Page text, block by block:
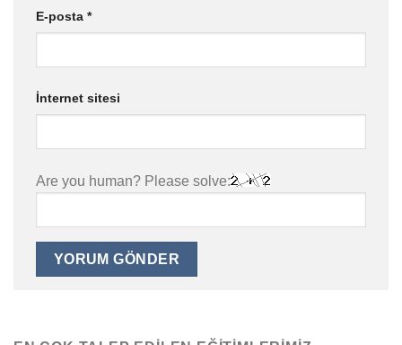
E-posta *
İnternet sitesi
Are you human? Please solve: